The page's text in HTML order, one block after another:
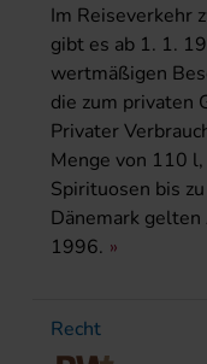
Im Reiseverkehr
gibt es ab 1. 1.
wertmäßigen
die zum privaten
Privater
Menge von 110
Spirituosen bis
Dänemark
1996.
Recht